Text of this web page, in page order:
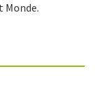
Monde.